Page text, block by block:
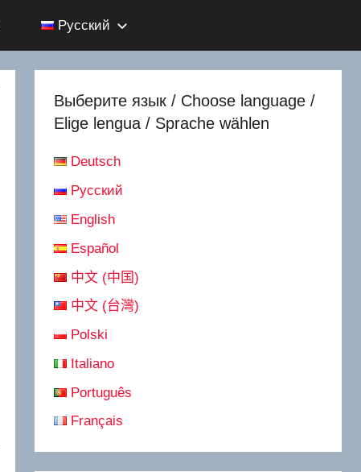
Русский
Выберите язык / Choose language /
Elige lengua / Sprache wählen
Deutsch
Русский
English
Español
中文 (中国)
中文 (台灣)
Polski
Italiano
Português
Français